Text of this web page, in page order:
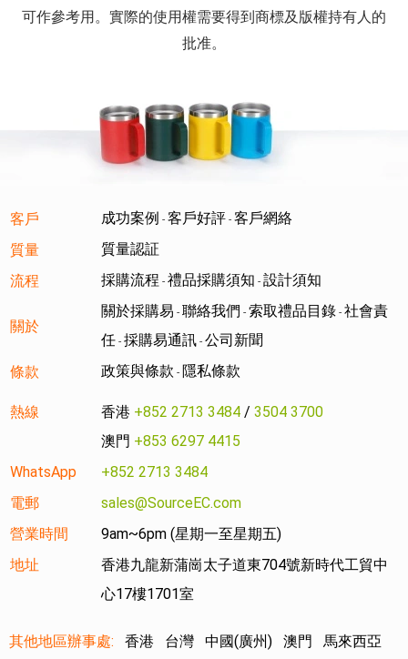
可作參考用。實際的使用權需要得到商標及版權持有人的
批准。
客戶 成功案例 - 客戶好評 - 客戶網絡
質量
質量認証
流程
採購流程 - 禮品採購須知 - 設計須知
關於
關於採購易 - 聯絡我們 - 索取禮品目錄 - 社會責
任 - 採購易通訊 - 公司新聞
條款
政策與條款 - 隱私條款
熱線 香港 +852 2713 3484 / 3504 3700
澳門 +853 6297 4415
WhatsApp
+852 2713 3484
電郵
sales@SourceEC.com
營業時間
9am~6pm (星期一至星期五)
地址
香港九龍新蒲崗太子道東704號新時代工貿中
心17樓1701室
其他地區辦事處: 香港 台灣 中國(廣州) 澳門 馬來西亞